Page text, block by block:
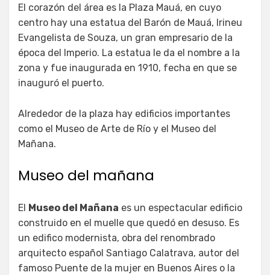
El corazón del área es la Plaza Mauá, en cuyo
centro hay una estatua del Barón de Mauá, Irineu
Evangelista de Souza, un gran empresario de la
época del Imperio. La estatua le da el nombre a la
zona y fue inaugurada en 1910, fecha en que se
inauguró el puerto.
Alrededor de la plaza hay edificios importantes
como el Museo de Arte de Río y el Museo del
Mañana.
Museo del mañana
El Museo del Mañana es un espectacular edificio
construido en el muelle que quedó en desuso. Es
un edifico modernista, obra del renombrado
arquitecto español Santiago Calatrava, autor del
famoso Puente de la mujer en Buenos Aires o la